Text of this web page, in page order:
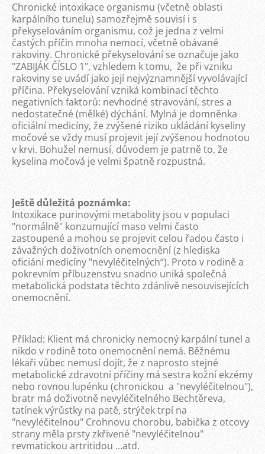
Chronické intoxikace organismu (včetně oblasti
karpálního tunelu) samozřejmě souvisí i s
překyselováním organismu, což je jedna z velmi
častých příčin mnoha nemocí, včetně obávané
rakoviny. Chronické překyselování se označuje jako
"ZABIJÁK ČÍSLO 1", vzhledem k tomu, že při vzniku
rakoviny se uvádí jako její nejvýznamnější vyvolávající
příčina. Překyselování vzniká kombinací těchto
negativních faktorů: nevhodné stravování, stres a
nedostatečné (mělké) dýchání. Mylná je domněnka
oficiální medicíny, že zvýšené riziko ukládání kyseliny
močové se vždy musí projevit její zvýšenou hodnotou
v krvi. Bohužel nemusí, důvodem je patrně to, že
kyselina močová je velmi špatně rozpustná.
Ještě důležitá poznámka:
Intoxikace purinovými metabolity jsou v populaci
"normálně" konzumující maso velmi často
zastoupené a mohou se projevit celou řadou často i
závažných doživotních onemocnění (z hlediska
oficiání medicíny "nevyléčitelných“). Proto v rodině a
pokrevním příbuzenstvu snadno uniká společná
metabolická podstata těchto zdánlivě nesouvisejících
onemocnění.
Příklad: Klient má chronicky nemocný karpální tunel a
nikdo v rodině toto onemocnění nemá. Běžnému
lékaři vůbec nemusí dojít, že z naprosto stejné
metabolické zdravotní příčiny má sestra kožní ekzémy
nebo rovnou lupénku (chronickou a "nevyléčitelnou"),
bratr má doživotně nevyléčitelného Bechtěreva,
tatínek výrůstky na patě, strýček trpí na
"nevyléčitelnou" Crohnovu chorobu, babička z otcovy
strany měla prsty zkřivené "nevyléčitelnou"
revmatickou artritidou ...atd.